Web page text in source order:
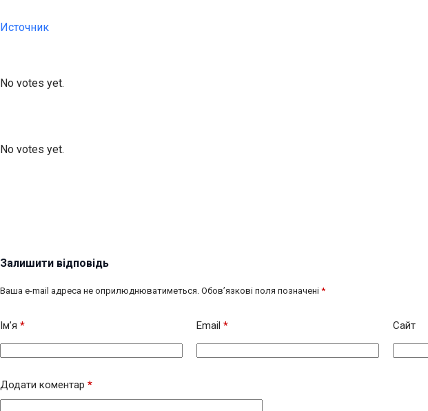
Источник
No votes yet.
No votes yet.
Залишити відповідь
Ваша e-mail адреса не оприлюднюватиметься. Обов’язкові поля позначені *
Ім’я * Email * Сайт
Додати коментар *